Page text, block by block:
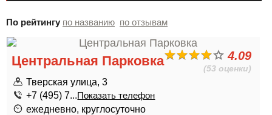
По рейтингу по названию по отзывам
4.09
(53 оценки)
Центральная Парковка
Тверская улица, 3
+7 (495) 7...Показать телефон
ежедневно, круглосуточно